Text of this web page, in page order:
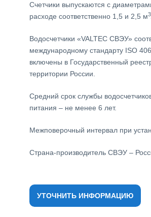
Счетчики выпускаются с
расходе соответственно 1,5 и 2,5 м3
Водосчетчики «VALTEC СВЭУ»
международному стандарту ISO
включены в Государственный
территории России.
Средний срок службы
питания – не менее 6 лет.
Межповерочный интервал при
Страна-производитель СВЭУ –
УТОЧНИТЬ ИНФОРМАЦИЮ